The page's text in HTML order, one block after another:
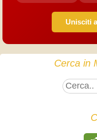
Unisciti
Cerca in